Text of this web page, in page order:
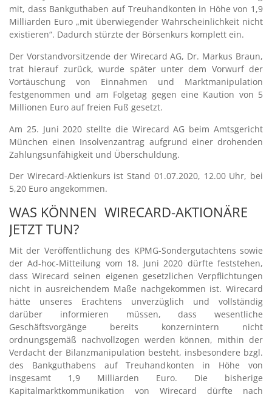
mit, dass Bankguthaben auf Treuhandkonten in Höhe von 1,9
Milliarden Euro „mit überwiegender Wahrscheinlichkeit nicht
existieren“. Dadurch stürzte der Börsenkurs komplett ein.
Der Vorstandvorsitzende der Wirecard AG, Dr. Markus Braun,
trat hierauf zurück, wurde später unter dem Vorwurf der
Vortäuschung von Einnahmen und Marktmanipulation
festgenommen und am Folgetag gegen eine Kaution von 5
Millionen Euro auf freien Fuß gesetzt.
Am 25. Juni 2020 stellte die Wirecard AG beim Amtsgericht
München einen Insolvenzantrag aufgrund einer drohenden
Zahlungsunfähigkeit und Überschuldung.
Der Wirecard-Aktienkurs ist Stand 01.07.2020, 12.00 Uhr, bei
5,20 Euro angekommen.
WAS KÖNNEN WIRECARD-AKTIONÄRE
JETZT TUN?
Mit der Veröffentlichung des KPMG-Sondergutachtens sowie
der Ad-hoc-Mitteilung vom 18. Juni 2020 dürfte feststehen,
dass Wirecard seinen eigenen gesetzlichen Verpflichtungen
nicht in ausreichendem Maße nachgekommen ist. Wirecard
hätte unseres Erachtens unverzüglich und vollständig
darüber informieren müssen, dass wesentliche
Geschäftsvorgänge bereits konzernintern nicht
ordnungsgemäß nachvollzogen werden können, mithin der
Verdacht der Bilanzmanipulation besteht, insbesondere bzgl.
des Bankguthabens auf Treuhandkonten in Höhe von
insgesamt 1,9 Milliarden Euro. Die bisherige
Kapitalmarktkommunikation von Wirecard dürfte nach